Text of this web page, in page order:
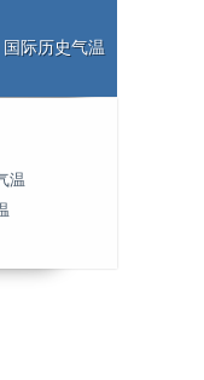
国际历史气温
温